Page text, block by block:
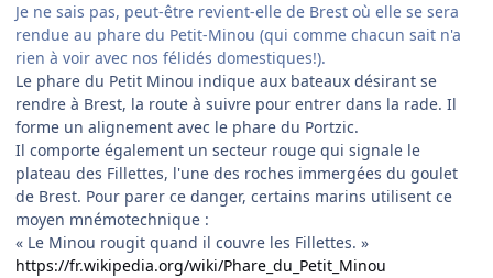
Je ne sais pas, peut-être revient-elle de Brest où elle se sera
rendue au phare du Petit-Minou (qui comme chacun sait n'a
rien à voir avec nos félidés domestiques!).
Le phare du Petit Minou indique aux bateaux désirant se
rendre à Brest, la route à suivre pour entrer dans la rade. Il
forme un alignement avec le phare du Portzic.
Il comporte également un secteur rouge qui signale le
plateau des Fillettes, l'une des roches immergées du goulet
de Brest. Pour parer ce danger, certains marins utilisent ce
moyen mnémotechnique :
« Le Minou rougit quand il couvre les Fillettes. »
https://fr.wikipedia.org/wiki/Phare_du_Petit_Minou